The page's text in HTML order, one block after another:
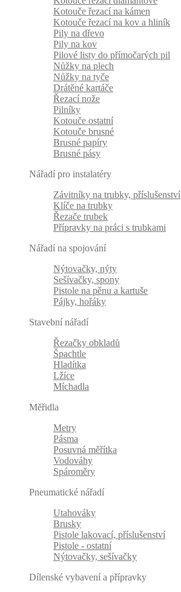
Kotouče řezací na kámen
Kotouče řezací na kov a hliník
Pily na dřevo
Pily na kov
Pilové listy do přímočarých pil
Nůžky na plech
Nůžky na tyče
Drátěné kartáče
Řezací nože
Pilníky
Kotouče ostatní
Kotouče brusné
Brusné papíry
Brusné pásy
Nářadí pro instalatéry
Závitníky na trubky, příslušenství
Klíče na trubky
Řezače trubek
Přípravky na práci s trubkami
Nářadí na spojování
Nýtovačky, nýty
Sešívačky, spony
Pistole na pěnu a kartuše
Pájky, hořáky
Stavební nářadí
Řezačky obkladů
Špachtle
Hladítka
Lžíce
Míchadla
Měřidla
Metry
Pásma
Posuvná měřítka
Vodováhy
Spároměry
Pneumatické nářadí
Utahováky
Brusky
Pistole lakovací, příslušenství
Pistole - ostatní
Nýtovačky, sešívačky
Dílenské vybavení a přípravky